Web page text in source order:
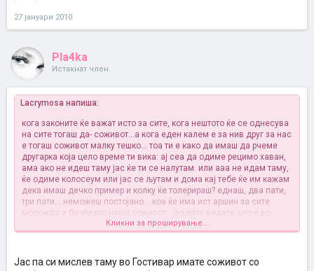
27 јануари 2010
Pla4ka
Истакнат член
Lacrymosa напиша:
кога законите ќе важат исто за сите, кога нештото ќе се однесува
на сите тогаш да- соживот...а кога еден калем е за нив друг за нас
е тогаш соживот малку тешко... тоа ти е како да имаш да рчеме
другарка која цело време ти вика: ај сеа да одиме рецимо хаван,
ама ако не идеш таму јас ќе ти се налутам. или ааа не идам таму,
ќе одиме колосеум или јас се љутам и дома кај тебе ќе им кажам
дека имаш дечко пример и колку ќе толерираш? еднаш, два пати,
три пати... неможеш постојано... коа ќе има ист аршин за сите
мооожда и би имало некој соживот.. дојдите видите што е во
гостивар па ќе расправаме после за соживот
Кликни за проширување...
Јас па си мислев таму во Гостивар имате соживот со